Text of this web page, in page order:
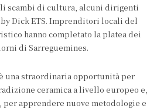
scambi di cultura, alcuni dirigenti
Dick ETS. Imprenditori locali del
hanno completato la platea dei
di Sarreguemines.
una straordinaria opportunità per
ceramica a livello europeo e,
per apprendere nuove metodologie e